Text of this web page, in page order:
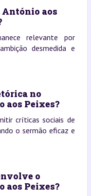
António aos
relevante por
desmedida e
no
aos Peixes?
críticas sociais de
o sermão eficaz e
o
aos Peixes?